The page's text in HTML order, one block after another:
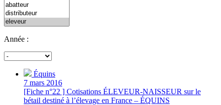
Année :
Équins
7 mars 2016
[Fiche n°22 ] Cotisations ÉLEVEUR-NAISSEUR sur le
bétail destiné à l’élevage en France – ÉQUINS